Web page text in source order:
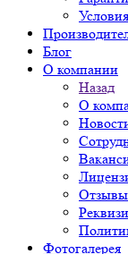
Блог
О компании
Назад
О
Отзывы
Фотогалерея